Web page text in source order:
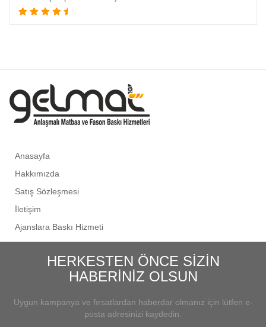
Anasayfa
Hakkımızda
Satış Sözleşmesi
İletişim
Ajanslara Baskı Hizmeti
HERKESTEN ÖNCE SİZİN
HABERİNİZ OLSUN
Uygun kampanya ve fırsatlardan haberdar olmanız için lütfen e-
posta adresinizi kaydedin.